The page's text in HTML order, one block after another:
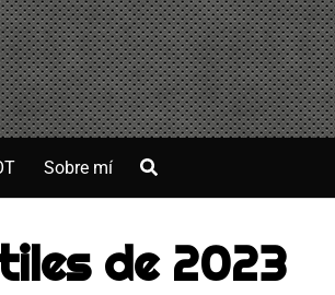
Sobre mí
de 2023